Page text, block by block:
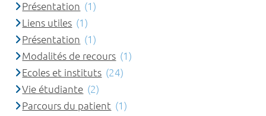
Présentation (1)
Liens utiles (1)
Présentation (1)
Modalités de recours (1)
Ecoles et instituts (24)
Vie étudiante (2)
Parcours du patient (1)